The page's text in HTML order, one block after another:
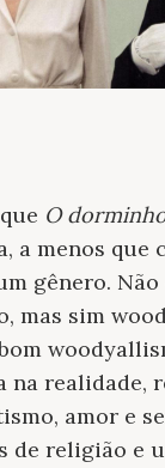
O
a menos que
gênero. Não
mas sim
na realidade,
amor e
de religião e